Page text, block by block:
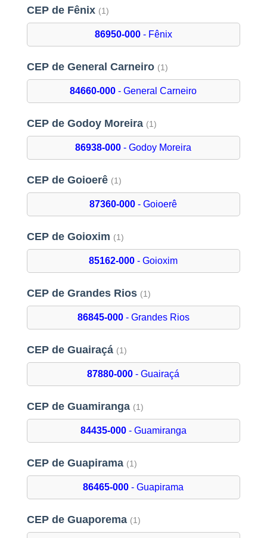
CEP de Fênix (1)
86950-000- Fênix
CEP de General Carneiro (1)
84660-000 - General Carneiro
CEP de Godoy Moreira (1)
86938-000 - Godoy Moreira
CEP de Goioerê (1)
87360-000 - Goioerê
CEP de Goioxim (1)
85162-000 - Goioxim
CEP de Grandes Rios (1)
86845-000- Grandes Rios
CEP de Guairaçá (1)
87880-000 - Guairaçá
CEP de Guamiranga (1)
84435-000- Guamiranga
CEP de Guapirama (1)
86465-000 - Guapirama
CEP de Guaporema (1)